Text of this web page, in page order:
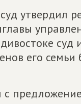
утвердил
его
с